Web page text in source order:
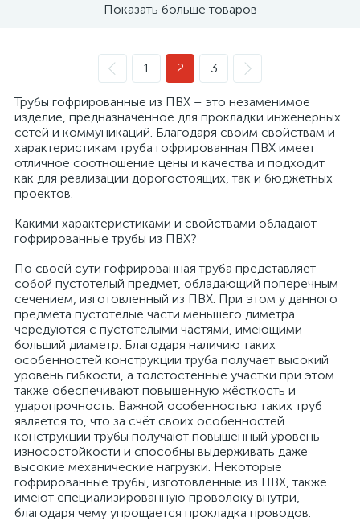
Показать больше товаров
1 2 3
Трубы гофрированные из ПВХ – это незаменимое
изделие, предназначенное для прокладки инженерных
сетей и коммуникаций. Благодаря своим свойствам и
характеристикам труба гофрированная ПВХ имеет
отличное соотношение цены и качества и подходит
как для реализации дорогостоящих, так и бюджетных
проектов.
Какими характеристиками и свойствами обладают
гофрированные трубы из ПВХ?
По своей сути гофрированная труба представляет
собой пустотелый предмет, обладающий поперечным
сечением, изготовленный из ПВХ. При этом у данного
предмета пустотелые части меньшего диметра
чередуются с пустотелыми частями, имеющими
больший диаметр. Благодаря наличию таких
особенностей конструкции труба получает высокий
уровень гибкости, а толстостенные участки при этом
также обеспечивают повышенную жёсткость и
ударопрочность. Важной особенностью таких труб
является то, что за счёт своих особенностей
конструкции трубы получают повышенный уровень
износостойкости и способны выдерживать даже
высокие механические нагрузки. Некоторые
гофрированные трубы, изготовленные из ПВХ, также
имеют специализированную проволоку внутри,
благодаря чему упрощается прокладка проводов.